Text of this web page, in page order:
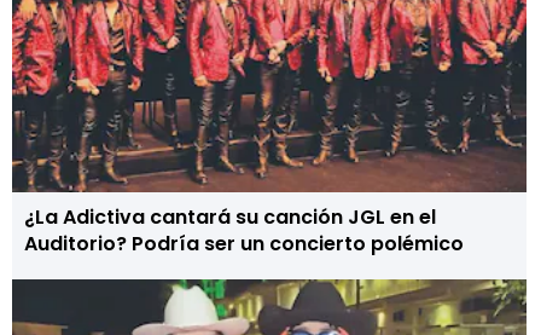
¿La Adictiva cantará su canción JGL en el
Auditorio? Podría ser un concierto polémico